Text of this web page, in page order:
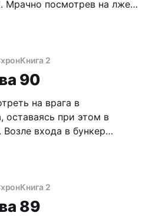
Мрачно посмотрев на лже-
ебать целый месяц в
тему! – Тогда, просто
Книга 2
90
на врага в
оставаясь при этом в
входа в бункер
кругу бутылку. Тушняк
люк в убежище
решили подождать,
Книга 2
89